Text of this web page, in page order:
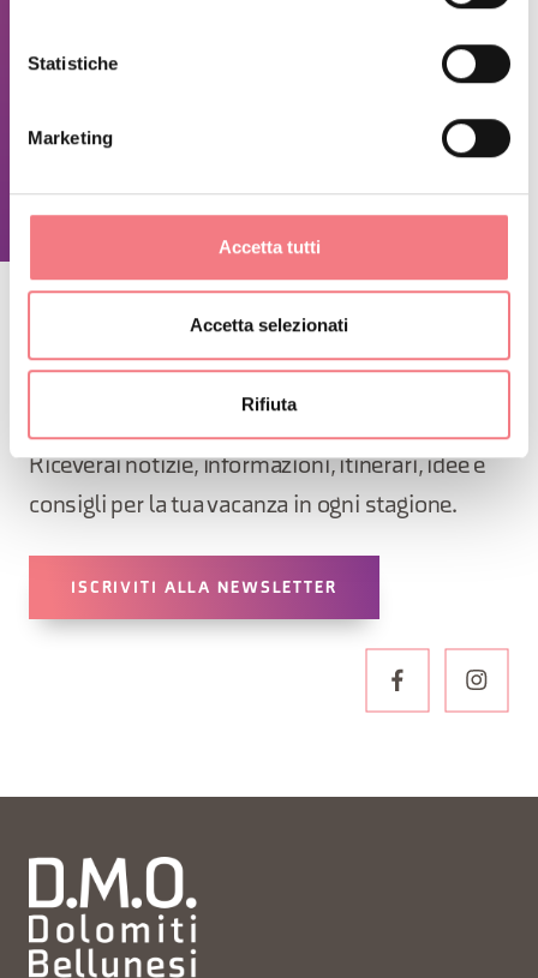
Statistiche
Marketing
Accetta tutti
Accetta selezionati
Rifiuta
Sabato e domenica: dalle 9:00 alle 12:30 | dalle 15:30 alle 19:00
RESTA IN CONTATTO
Riceverai notizie, informazioni, itinerari, idee e
consigli per la tua vacanza in ogni stagione.
ISCRIVITI ALLA NEWSLETTER